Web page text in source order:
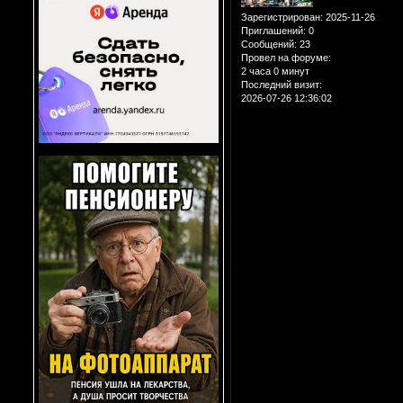
Зарегистрирован: 2025-11-26
Приглашений: 0
Сообщений: 23
Провел на форуме:
2 часа 0 минут
Последний визит:
2026-07-26 12:36:02